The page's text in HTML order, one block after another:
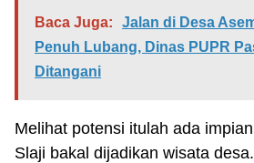
Baca Juga:
Jalan di Desa
Penuh Lubang, Dinas PUPR
Ditangani
Melihat potensi itulah ada
Slaji bakal dijadikan wisata